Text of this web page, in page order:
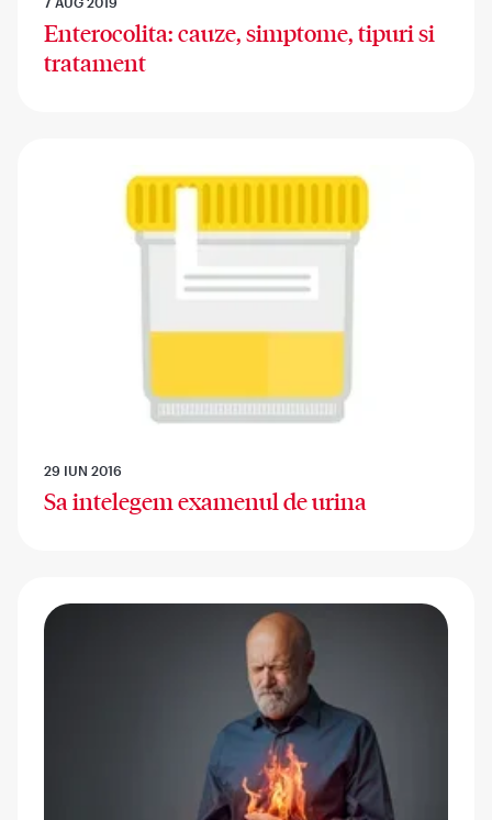
Enterocolita: cauze, simptome, tipuri si
tratament
29 IUN 2016
Sa intelegem examenul de urina